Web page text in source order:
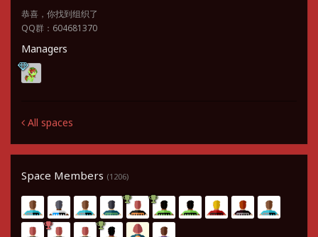
恭喜，你找到组织了
QQ群：604681370
Managers
All spaces
Space Members (1206)